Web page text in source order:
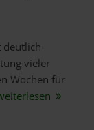
deutlich
vieler
Wochen für